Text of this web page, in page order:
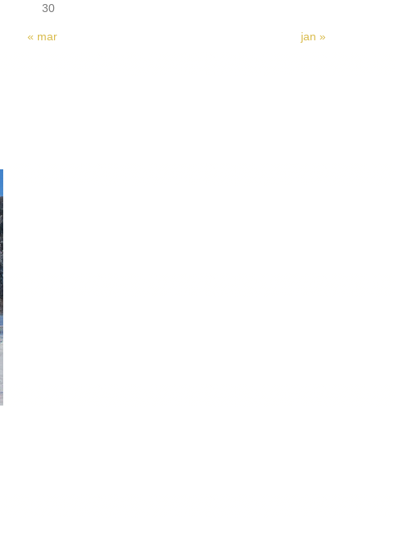
« mar jan »
30